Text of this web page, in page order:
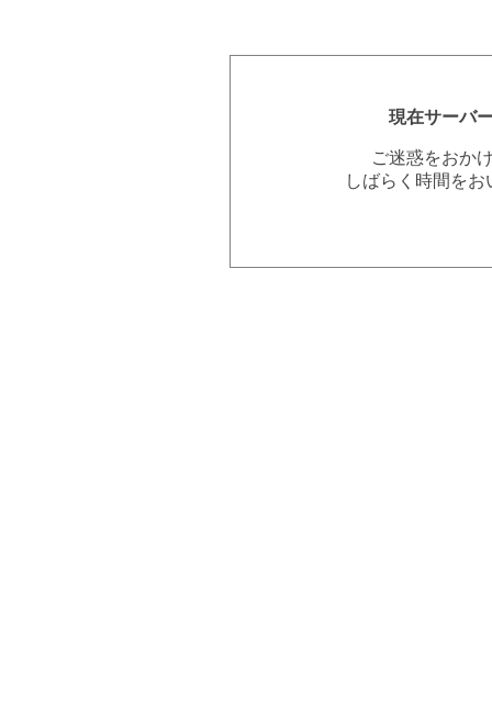
現在サーバ
ご迷惑をおか
しばらく時間を